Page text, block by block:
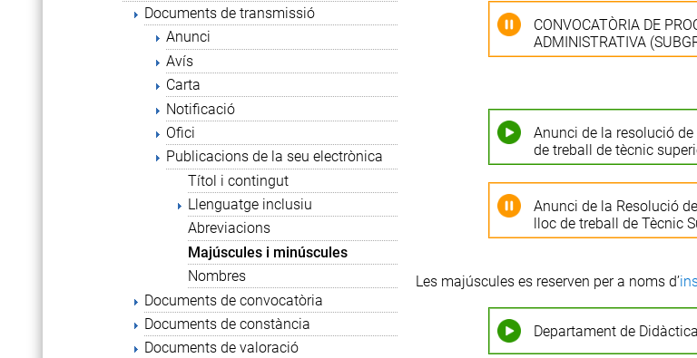
Documents de transmissió
Anunci
Avís
Carta
Notificació
Ofici
Publicacions de la seu electrònica
Títol i contingut
Llenguatge inclusiu
Abreviacions
Majúscules i minúscules
Nombres
Documents de convocatòria
Documents de constància
Documents de valoració
CONVOCATÒRIA DE
ADMINISTRATIVA
Anunci de la resolució
de treball de tècnic
Anunci de la Resolució
lloc de treball de Tècnic
Les majúscules es reserven per a noms d’
Departament de